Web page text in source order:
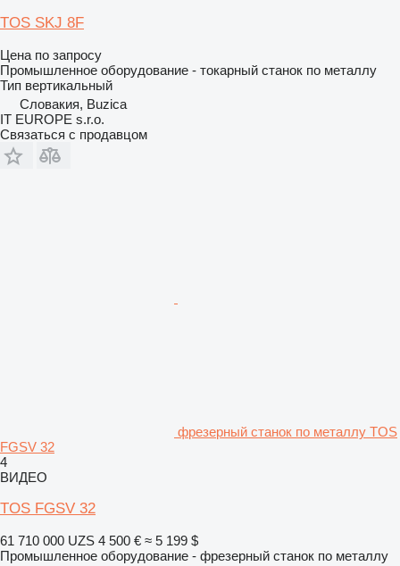
TOS SKJ 8F
Цена по запросу
Промышленное оборудование - токарный станок по металлу
Тип вертикальный
Словакия, Buzica
IT EUROPE s.r.o.
Связаться с продавцом
фрезерный станок по металлу TOS
FGSV 32
4
ВИДЕО
TOS FGSV 32
61 710 000 UZS 4 500 € ≈ 5 199 $
Промышленное оборудование - фрезерный станок по металлу